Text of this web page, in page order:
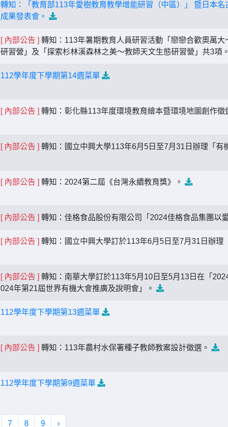
轉知：「教育部113年愛樹教育教學增能研習（中區）」 暨日本名
成果發表會。
[ 內部公告 ] 轉知：113年暑期教育人員研習活動「戀戀合歡奧萬
研習營」及「探索杉林溪森林之美〜教師天文生態研習營」共3項。
112學年度下學期第14週菜單
[ 內部公告 ] 轉知：彰化縣113年度環境教育繪本暨環境地圖創作徵
[ 內部公告 ] 轉知：國立中興大學113年6月5日至7月31日辦理「有
[ 內部公告 ] 轉知：2024第二屆《台灣永續教育獎》。
[ 內部公告 ] 轉知：佳格食品股份有限公司「2024佳格食品集團以
[ 內部公告 ] 轉知：國立中興大學訂於113年6月5日至7月31日辦理
[ 內部公告 ] 轉知：南華大學訂於113年5月10日至5月13日在「
024年第21屆世界有機大會推廣及說明會」。
112學年度下學期第13週菜單
[ 內部公告 ] 轉知：113年農村水保署種子教師教案設計徵選。
112學年度下學期第9週菜單
7 8 9 ›